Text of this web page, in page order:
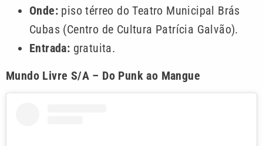
Onde: piso térreo do Teatro Municipal Brás
Cubas (Centro de Cultura Patrícia Galvão).
Entrada: gratuita.
Mundo Livre S/A – Do Punk ao Mangue